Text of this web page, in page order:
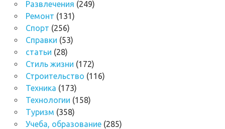
Развлечения (249)
Ремонт (131)
Спорт (256)
Справки (53)
статьи (28)
Стиль жизни (172)
Строительство (116)
Техника (173)
Технологии (158)
Туризм (358)
Учеба, образование(285)